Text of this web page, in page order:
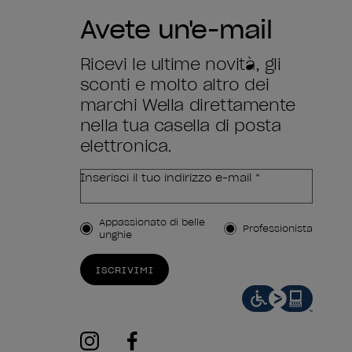
Avete un'e-mail
Ricevi le ultime novità, gli
sconti e molto altro dei
marchi Wella direttamente
nella tua casella di posta
elettronica.
Inserisci il tuo indirizzo e-mail *
Tipo di cliente
Appassionato di belle
unghie
Professionista
ISCRIVIMI